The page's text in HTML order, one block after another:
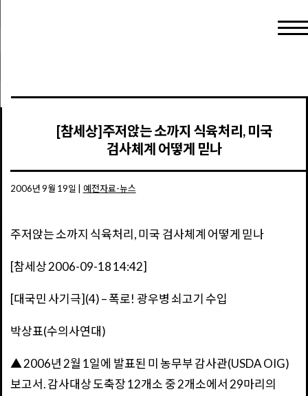
[참세상]주저앉는 소까지 식육처리, 미국
검사체계 어떻게 믿나
2006년 9월 19일 | 예전자료-뉴스
주저앉는 소까지 식육처리, 미국 검사체계 어떻게 믿나
[참세상 2006-09-18 14:42]
[대국민 사기극](4) – 폭로! 광우병 쇠고기 수입
박상표(수의사연대)
▲ 2006년 2월 1일에 발표된 미 농무부 감사관(USDA OIG)
보고서. 감사대상 도축장 12개소 중 2개소에서 29마리의